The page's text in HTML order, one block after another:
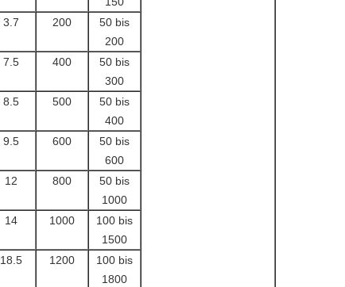
3.7 200
50 bis
200
7.5 400
50 bis
300
8.5 500
50 bis
400
9.5 600
50 bis
600
12 800
50 bis
1000
14 1000
100 bis
1500
18.5 1200
100 bis
1800